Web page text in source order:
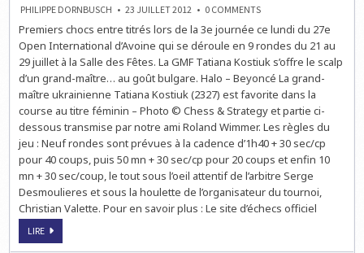
PHILIPPE DORNBUSCH 23 JUILLET 2012 0 COMMENTSON
À
:
TATIANA
KOSTIUK
BAT
Premiers chocs entre titrés lors de la 3e journée ce lundi du 27e
Open International d’Avoine qui se déroule en 9 rondes du 21 au
29 juillet à la Salle des Fêtes. La GMF Tatiana Kostiuk s’offre le scalp
d’un grand-maître… au goût bulgare. Halo – Beyoncé La grand-
maître ukrainienne Tatiana Kostiuk (2327) est favorite dans la
course au titre féminin – Photo © Chess & Strategy et partie ci-
dessous transmise par notre ami Roland Wimmer. Les règles du
jeu : Neuf rondes sont prévues à la cadence d’1h40 + 30 sec/cp
pour 40 coups, puis 50 mn + 30 sec/cp pour 20 coups et enfin 10
mn + 30 sec/coup, le tout sous l’oeil attentif de l’arbitre Serge
Desmoulieres et sous la houlette de l’organisateur du tournoi,
Christian Valette. Pour en savoir plus : Le site d’échecs officiel
LIREÉCHECS
AVOINE